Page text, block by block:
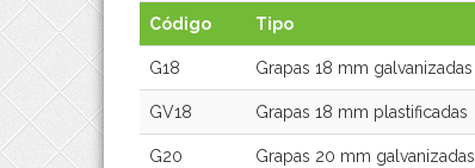
Código Tipo
G18 Grapas 18 mm galvanizadas
GV18 Grapas 18 mm plastificadas
G20 Grapas 20 mm galvanizadas